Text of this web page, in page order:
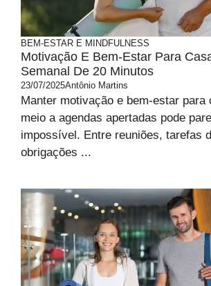
BEM-ESTAR E MINDFULNESS
Motivação E Bem-Estar Para
Semanal De 20 Minutos
23/07/2025Antônio Martins
Manter motivação e bem-estar para
meio a agendas apertadas pode
impossível. Entre reuniões, tarefas
obrigações ...